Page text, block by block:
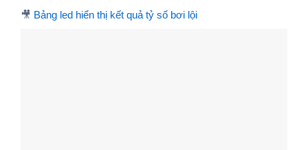
🎥 Bảng led hiển thị kết quả tỷ số bơi lội